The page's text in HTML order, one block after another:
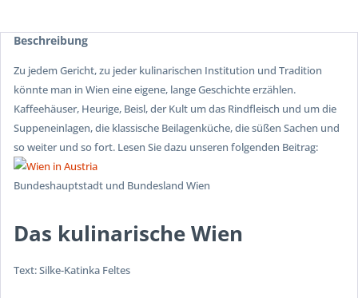
Beschreibung
Zu jedem Gericht, zu jeder kulinarischen Institution und Tradition
könnte man in Wien eine eigene, lange Geschichte erzählen.
Kaffeehäuser, Heurige, Beisl, der Kult um das Rindfleisch und um die
Suppeneinlagen, die klassische Beilagenküche, die süßen Sachen und
so weiter und so fort. Lesen Sie dazu unseren folgenden Beitrag:
Bundeshauptstadt und Bundesland Wien
Das kulinarische Wien
Text: Silke-Katinka Feltes